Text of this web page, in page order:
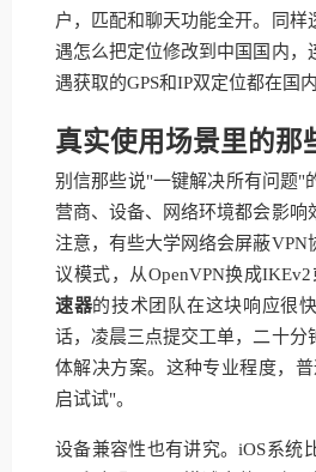
户，匹配和聊天功能全开。同样
遇怎么把定位修改到中国国内，
遇获取的GPS和IP双定位都在国
真实使用场景里的那
别信那些说"一键解决所有问题"
营商、设备、网络环境都会影响
注意，有些大学网络会屏蔽VPN
议模式，从OpenVPN换成IKEv2
速器的技术团队在这块响应很
话，凌晨三点提交工单，二十分
体解决方案。这种专业程度，
启试试"。
设备兼容性也有讲究。iOS系统